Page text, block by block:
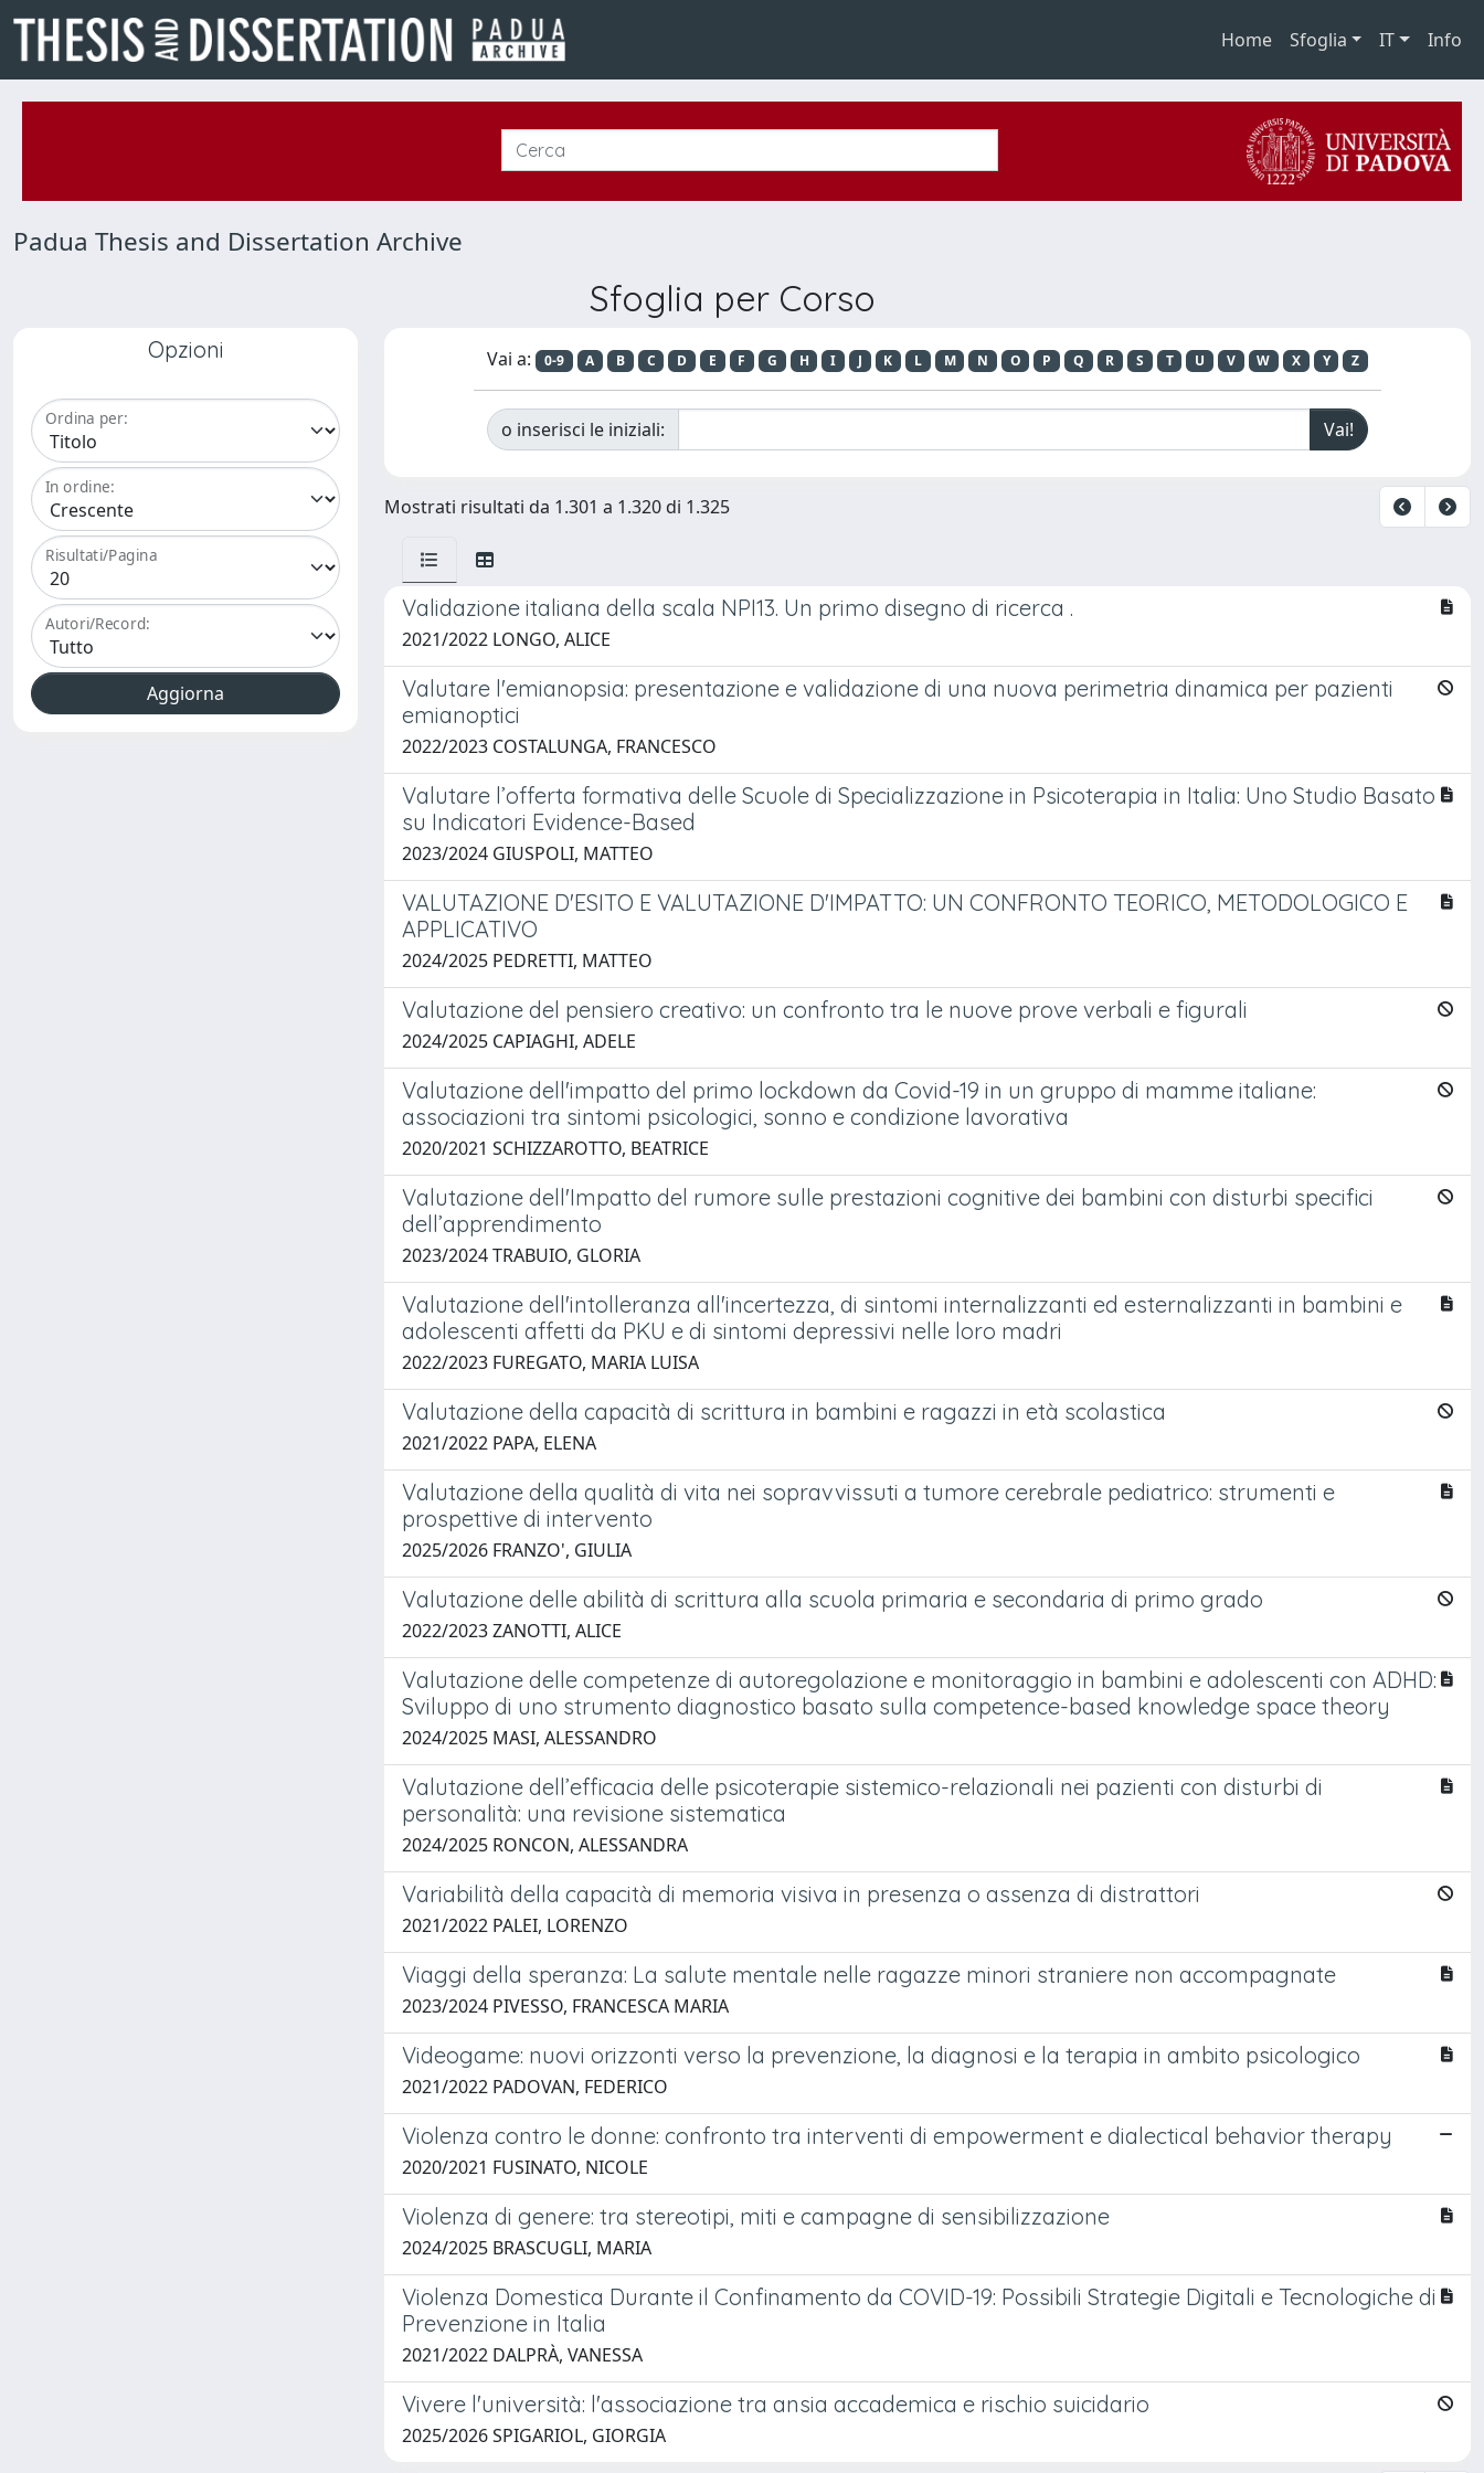
Home Sfoglia IT Info
Padua Thesis and Dissertation Archive
Sfoglia per Corso
Opzioni
Ordina per:
In ordine:
Risultati/Pagina
Autori/Record:
Vai a: 0-9 A B C D E F G H I J K L M N O P Q R S T U V W X Y Z
o inserisci le iniziali:
Mostrati risultati da 1.301 a 1.320 di 1.325
Validazione italiana della scala NPI13. Un primo disegno di ricerca .
2021/2022 LONGO, ALICE
Valutare l'emianopsia: presentazione e validazione di una nuova perimetria dinamica per pazienti
emianoptici
2022/2023 COSTALUNGA, FRANCESCO
Valutare l’offerta formativa delle Scuole di Specializzazione in Psicoterapia in Italia: Uno Studio Basato
su Indicatori Evidence-Based
2023/2024 GIUSPOLI, MATTEO
VALUTAZIONE D'ESITO E VALUTAZIONE D'IMPATTO: UN CONFRONTO TEORICO, METODOLOGICO E
APPLICATIVO
2024/2025 PEDRETTI, MATTEO
Valutazione del pensiero creativo: un confronto tra le nuove prove verbali e figurali
2024/2025 CAPIAGHI, ADELE
Valutazione dell'impatto del primo lockdown da Covid-19 in un gruppo di mamme italiane:
associazioni tra sintomi psicologici, sonno e condizione lavorativa
2020/2021 SCHIZZAROTTO, BEATRICE
Valutazione dell'Impatto del rumore sulle prestazioni cognitive dei bambini con disturbi specifici
dell’apprendimento
2023/2024 TRABUIO, GLORIA
Valutazione dell'intolleranza all'incertezza, di sintomi internalizzanti ed esternalizzanti in bambini e
adolescenti affetti da PKU e di sintomi depressivi nelle loro madri
2022/2023 FUREGATO, MARIA LUISA
Valutazione della capacità di scrittura in bambini e ragazzi in età scolastica
2021/2022 PAPA, ELENA
Valutazione della qualità di vita nei sopravvissuti a tumore cerebrale pediatrico: strumenti e
prospettive di intervento
2025/2026 FRANZO', GIULIA
Valutazione delle abilità di scrittura alla scuola primaria e secondaria di primo grado
2022/2023 ZANOTTI, ALICE
Valutazione delle competenze di autoregolazione e monitoraggio in bambini e adolescenti con ADHD:
Sviluppo di uno strumento diagnostico basato sulla competence-based knowledge space theory
2024/2025 MASI, ALESSANDRO
Valutazione dell’efficacia delle psicoterapie sistemico-relazionali nei pazienti con disturbi di
personalità: una revisione sistematica
2024/2025 RONCON, ALESSANDRA
Variabilità della capacità di memoria visiva in presenza o assenza di distrattori
2021/2022 PALEI, LORENZO
Viaggi della speranza: La salute mentale nelle ragazze minori straniere non accompagnate
2023/2024 PIVESSO, FRANCESCA MARIA
Videogame: nuovi orizzonti verso la prevenzione, la diagnosi e la terapia in ambito psicologico
2021/2022 PADOVAN, FEDERICO
Violenza contro le donne: confronto tra interventi di empowerment e dialectical behavior therapy
2020/2021 FUSINATO, NICOLE
Violenza di genere: tra stereotipi, miti e campagne di sensibilizzazione
2024/2025 BRASCUGLI, MARIA
Violenza Domestica Durante il Confinamento da COVID-19: Possibili Strategie Digitali e Tecnologiche di
Prevenzione in Italia
2021/2022 DALPRÀ, VANESSA
Vivere l'università: l'associazione tra ansia accademica e rischio suicidario
2025/2026 SPIGARIOL, GIORGIA